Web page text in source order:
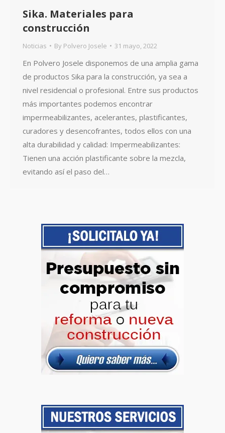
Sika. Materiales para
construcción
Noticias By Polvero Josele 31 mayo, 2022
En Polvero Josele disponemos de una amplia gama
de productos Sika para la construcción, ya sea a
nivel residencial o profesional. Entre sus productos
más importantes podemos encontrar
impermeabilizantes, acelerantes, plastificantes,
curadores y desencofrantes, todos ellos con una
alta durabilidad y calidad: Impermeabilizantes:
Tienen una acción plastificante sobre la mezcla,
evitando así el paso del…